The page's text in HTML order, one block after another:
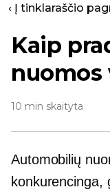
‹ Į tinklaraščio
Kaip
nuomos
10 min skaityta
Automobilių
konkurencinga,